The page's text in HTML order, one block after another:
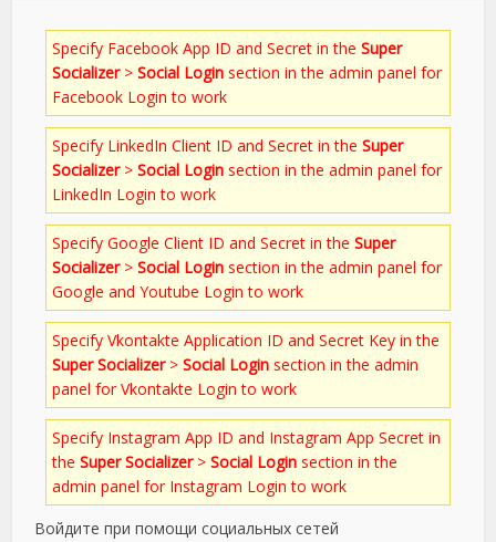
Specify Facebook App ID and Secret in theSuper
Socializer>Social Login section in the admin panel for
Facebook Login to work
Specify LinkedIn Client ID and Secret in theSuper
Socializer>Social Login section in the admin panel for
LinkedIn Login to work
Specify Google Client ID and Secret in theSuper
Socializer>Social Login section in the admin panel for
Google and Youtube Login to work
Specify Vkontakte Application ID and Secret Key in the
Super Socializer>Social Login section in the admin
panel for Vkontakte Login to work
Specify Instagram App ID and Instagram App Secret in
theSuper Socializer>Social Login section in the
admin panel for Instagram Login to work
Войдите при помощи социальных сетей